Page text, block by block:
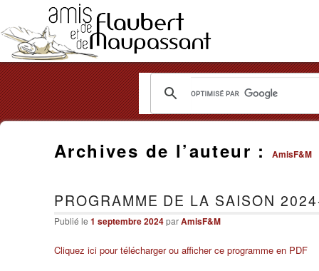
Les
Flaubert
Archives de l’auteur :AmisF&M
PROGRAMME DE LA SAISON
Publié le 1 septembre 2024parAmisF&M
Cliquez ici pour télécharger ou afficher ce programme en PDF